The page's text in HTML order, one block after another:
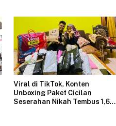
Viral di TikTok, Konten
Unboxing Paket Cicilan
Seserahan Nikah Tembus 1,6